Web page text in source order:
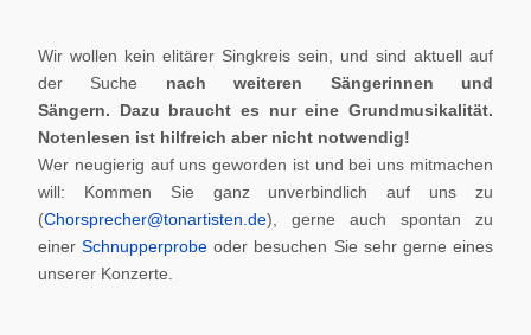
Wir wollen kein elitärer Singkreis sein, und sind aktuell auf
der Suche nach weiteren Sängerinnen und
Sängern. Dazu braucht es nur eine Grundmusikalität.
Notenlesen ist hilfreich aber nicht notwendig!
Wer neugierig auf uns geworden ist und bei uns mitmachen
will: Kommen Sie ganz unverbindlich auf uns zu
(Chorsprecher@tonartisten.de), gerne auch spontan zu
einerSchnupperprobe oder besuchen Sie sehr gerne eines
unserer Konzerte.